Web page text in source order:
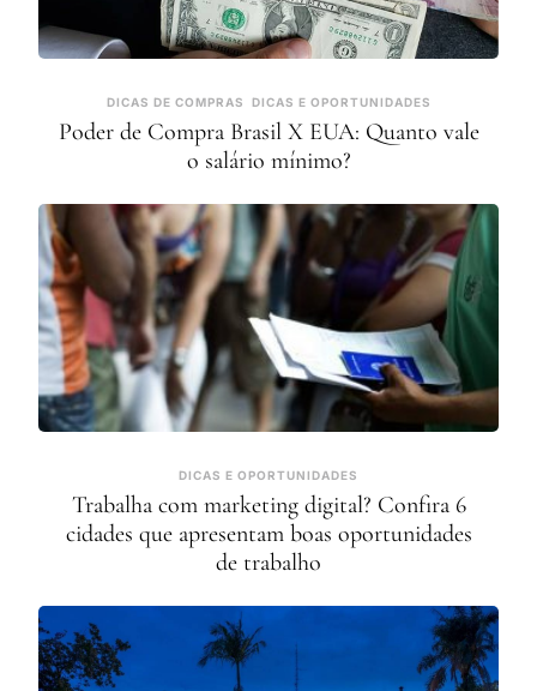
DICAS DE COMPRAS DICAS E OPORTUNIDADES
Poder de Compra Brasil X EUA: Quanto vale
o salário mínimo?
DICAS E OPORTUNIDADES
Trabalha com marketing digital? Confira 6
cidades que apresentam boas oportunidades
de trabalho